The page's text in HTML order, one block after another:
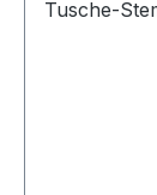
Tusche-